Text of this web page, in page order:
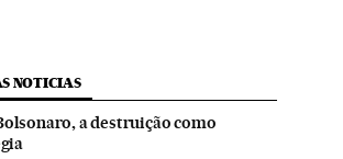
NOTICIAS
a destruição como